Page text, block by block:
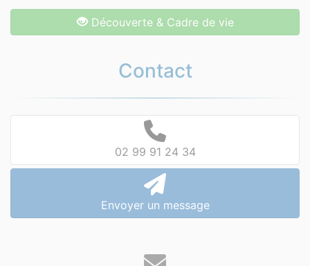
Découverte & Cadre de vie
Contact
02 99 91 24 34
Envoyer un message